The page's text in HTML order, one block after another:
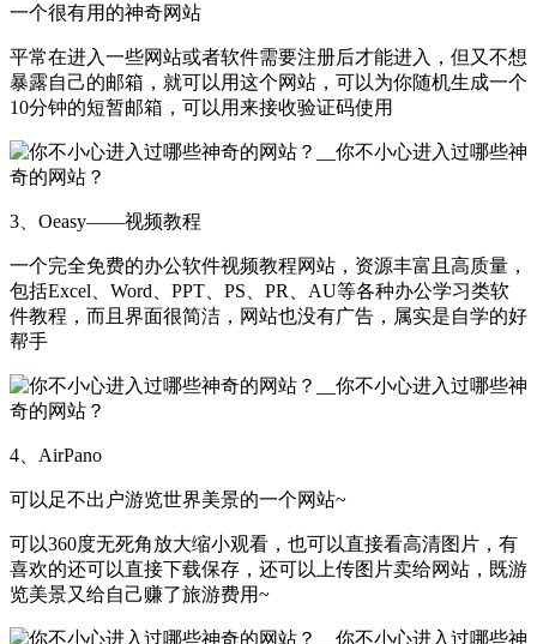
一个很有用的神奇网站
平常在进入一些网站或者软件需要注册后才能进入，但又不想
暴露自己的邮箱，就可以用这个网站，可以为你随机生成一个
10分钟的短暂邮箱，可以用来接收验证码使用
3、Oeasy——视频教程
一个完全免费的办公软件视频教程网站，资源丰富且高质量，
包括Excel、Word、PPT、PS、PR、AU等各种办公学习类软
件教程，而且界面很简洁，网站也没有广告，属实是自学的好
帮手
4、AirPano
可以足不出户游览世界美景的一个网站~
可以360度无死角放大缩小观看，也可以直接看高清图片，有
喜欢的还可以直接下载保存，还可以上传图片卖给网站，既游
览美景又给自己赚了旅游费用~